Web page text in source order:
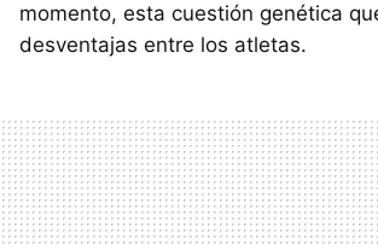
momento, esta cuestión genética
desventajas entre los atletas.